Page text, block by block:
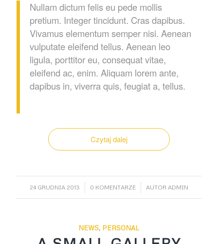
Nullam dictum felis eu pede mollis
pretium. Integer tincidunt. Cras dapibus.
Vivamus elementum semper nisi. Aenean
vulputate eleifend tellus. Aenean leo
ligula, porttitor eu, consequat vitae,
eleifend ac, enim. Aliquam lorem ante,
dapibus in, viverra quis, feugiat a, tellus.
Czytaj dalej
24 GRUDNIA 2013
/ 0 KOMENTARZE
/ AUTOR ADMIN
NEWS, PERSONAL